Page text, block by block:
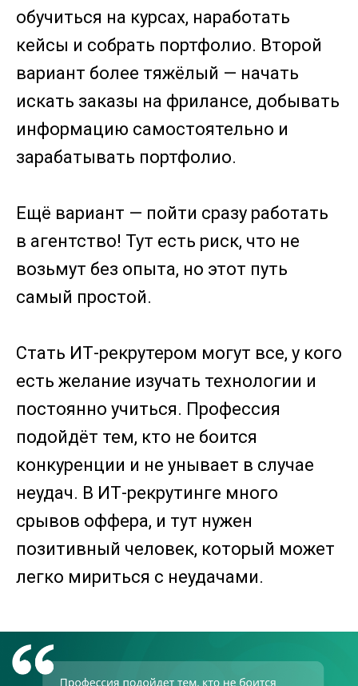
обучиться на курсах, наработать
кейсы и собрать портфолио. Второй
вариант более тяжёлый — начать
искать заказы на фрилансе, добывать
информацию самостоятельно и
зарабатывать портфолио.
Ещё вариант — пойти сразу работать
в агентство! Тут есть риск, что не
возьмут без опыта, но этот путь
самый простой.
Стать ИТ-рекрутером могут все, у кого
есть желание изучать технологии и
постоянно учиться. Профессия
подойдёт тем, кто не боится
конкуренции и не унывает в случае
неудач. В ИТ-рекрутинге много
срывов оффера, и тут нужен
позитивный человек, который может
легко мириться с неудачами.